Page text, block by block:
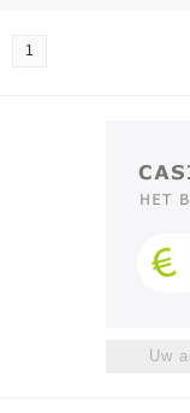
1
Uw